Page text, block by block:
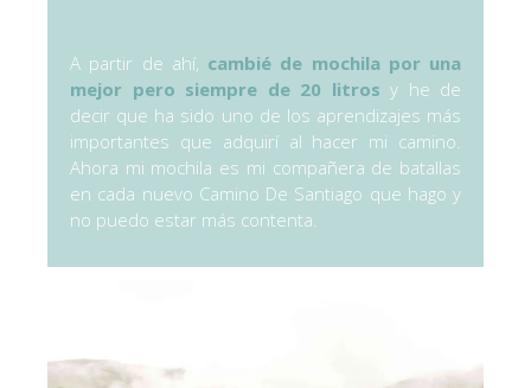
A partir de ahí, cambié de mochila por una
mejor pero siempre de 20 litros y he de
decir que ha sido uno de los aprendizajes más
importantes que adquirí al hacer mi camino.
Ahora mi mochila es mi compañera de batallas
en cada nuevo Camino De Santiago que hago y
no puedo estar más contenta.